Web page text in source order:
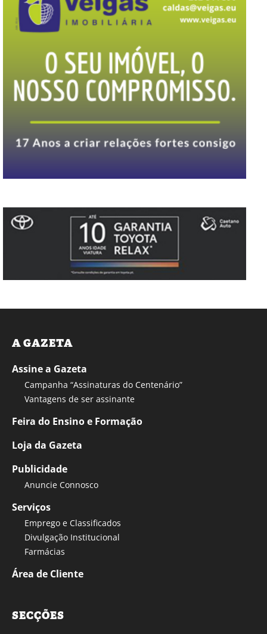
A GAZETA
Assine a Gazeta
Campanha “Assinaturas do Centenário”
Vantagens de ser assinante
Feira do Ensino e Formação
Loja da Gazeta
Publicidade
Anuncie Connosco
Serviços
Emprego e Classificados
Divulgação Institucional
Farmácias
Área de Cliente
SECÇÕES